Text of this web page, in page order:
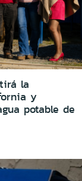
la
y
potable de